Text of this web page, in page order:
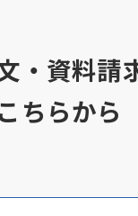
・資料請
こちらから